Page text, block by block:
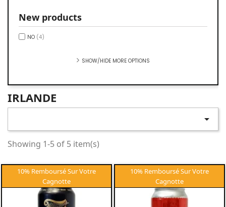
New products
NO (4)
SHOW/HIDE MORE OPTIONS
IRLANDE

Showing 1-5 of 5 item(s)